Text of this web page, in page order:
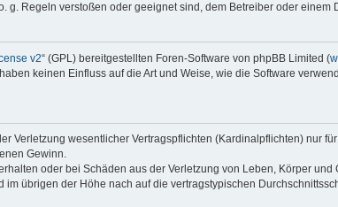
Regeln verstoßen oder geeignet sind, dem Betreiber oder einem
v2“ (GPL) bereitgestellten Foren-Software von phpBB Limited (
keinen Einfluss auf die Art und Weise, wie die Software
Verletzung wesentlicher Vertragspflichten (Kardinalpflichten) nur
Gewinn.
oder bei Schäden aus der Verletzung von Leben, Körper
übrigen der Höhe nach auf die vertragstypischen